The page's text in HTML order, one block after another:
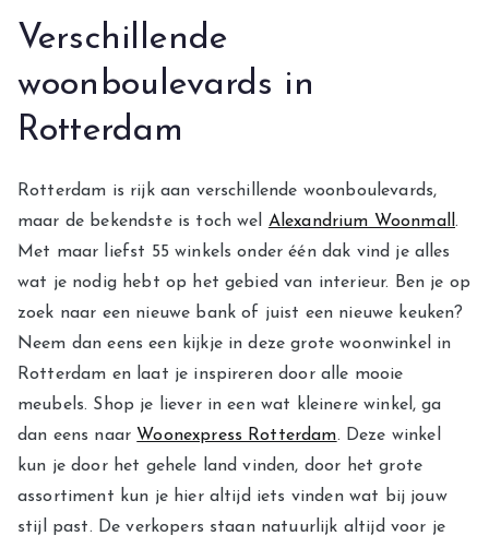
Verschillende
woonboulevards in
Rotterdam
Rotterdam is rijk aan verschillende woonboulevards,
maar de bekendste is toch wel Alexandrium Woonmall.
Met maar liefst 55 winkels onder één dak vind je alles
wat je nodig hebt op het gebied van interieur. Ben je op
zoek naar een nieuwe bank of juist een nieuwe keuken?
Neem dan eens een kijkje in deze grote woonwinkel in
Rotterdam en laat je inspireren door alle mooie
meubels. Shop je liever in een wat kleinere winkel, ga
dan eens naar Woonexpress Rotterdam. Deze winkel
kun je door het gehele land vinden, door het grote
assortiment kun je hier altijd iets vinden wat bij jouw
stijl past. De verkopers staan natuurlijk altijd voor je